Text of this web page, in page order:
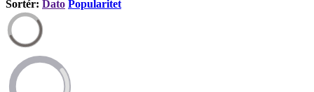
Sortér: Dato Popularitet